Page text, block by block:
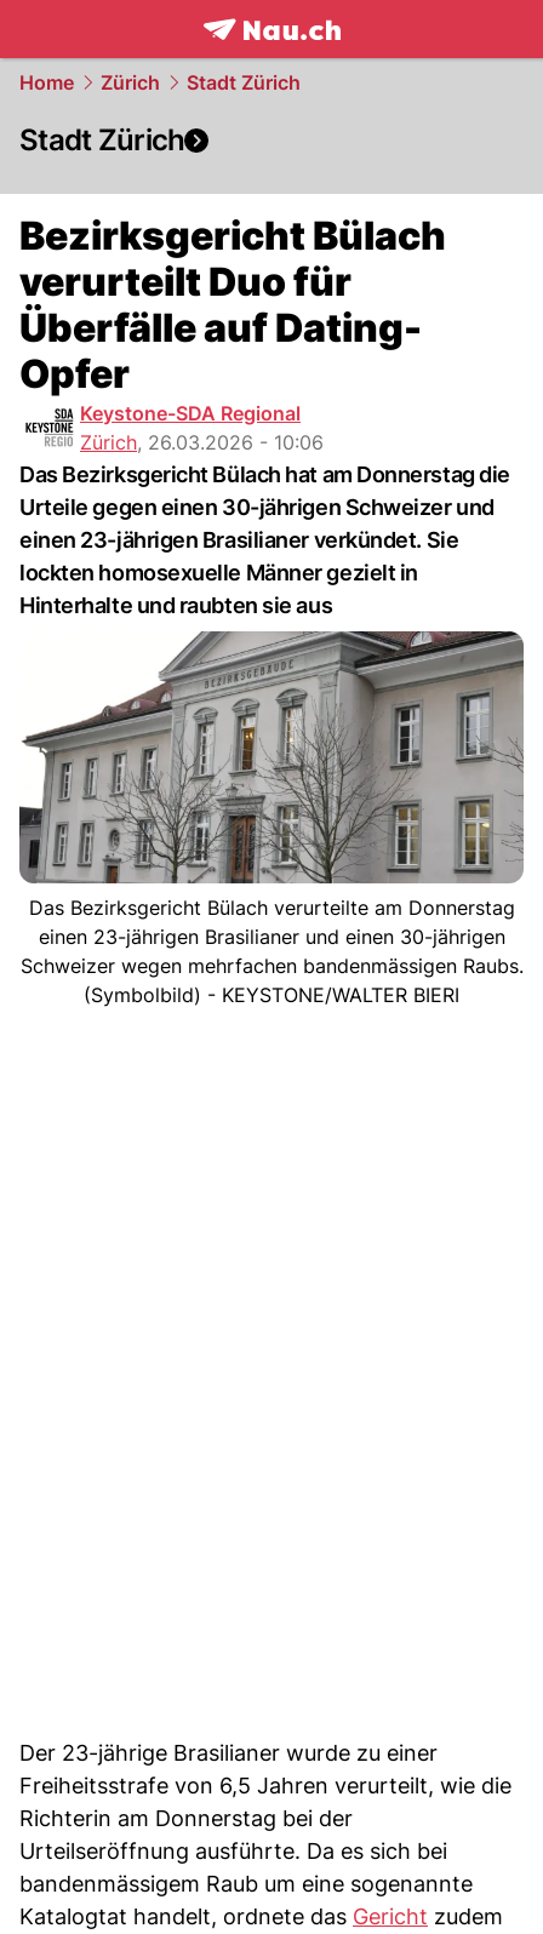
frontpage.NAU.ch
Home Zürich Stadt Zürich
Stadt Zürich
Bezirksgericht Bülach
verurteilt Duo für
Überfälle auf Dating-
Opfer
Keystone-SDA Regional
Zürich, 26.03.2026 - 10:06
Das Bezirksgericht Bülach hat am Donnerstag die
Urteile gegen einen 30-jährigen Schweizer und
einen 23-jährigen Brasilianer verkündet. Sie
lockten homosexuelle Männer gezielt in
Hinterhalte und raubten sie aus
Das Bezirksgericht Bülach verurteilte am Donnerstag
einen 23-jährigen Brasilianer und einen 30-jährigen
Schweizer wegen mehrfachen bandenmässigen Raubs.
(Symbolbild) - KEYSTONE/WALTER BIERI
Der 23-jährige Brasilianer wurde zu einer
Freiheitsstrafe von 6,5 Jahren verurteilt, wie die
Richterin am Donnerstag bei der
Urteilseröffnung ausführte. Da es sich bei
bandenmässigem Raub um eine sogenannte
Katalogtat handelt, ordnete das Gericht zudem